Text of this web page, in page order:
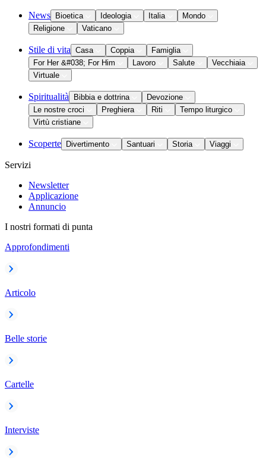
News Bioetica Ideologia Italia
Mondo
Religione
Vaticano
Stile di vita Casa Coppia
Famiglia
For Her &#038; For Him
Lavoro Salute
Vecchiaia
Virtuale
Spiritualità Bibbia e dottrina
Devozione
Le nostre croci
Preghiera Riti
Tempo liturgico
Virtù cristiane
Scoperte Divertimento Santuari Storia Viaggi
Servizi
Newsletter
Applicazione
Annuncio
I nostri formati di punta
Approfondimenti
Articolo
Belle storie
Cartelle
Interviste